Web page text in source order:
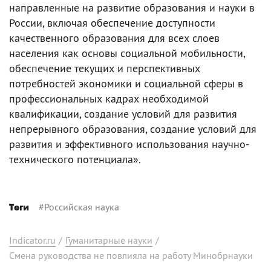
направленные на развитие образования и науки в
России, включая обеспечение доступности
качественного образования для всех слоев
населения как основы социальной мобильности,
обеспечение текущих и перспективных
потребностей экономики и социальной сферы в
профессиональных кадрах необходимой
квалификации, создание условий для развития
непрерывного образования, создание условий для
развития и эффективного использования научно-
технического потенциала».
Теги #Российская наука
Indicator.ru / Гуманитарные науки /
Смена руководства не повлияла на работу Минобрнауки